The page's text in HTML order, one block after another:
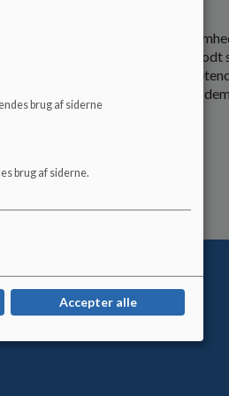
samlede
SFO skal være et
de kan udvikle alle deres
voksne, som giver
Mål og indholdsbeskrivelse Møllebakkeskolens SFO.pdf
brug af siderne
brug af siderne.
Accepter alle